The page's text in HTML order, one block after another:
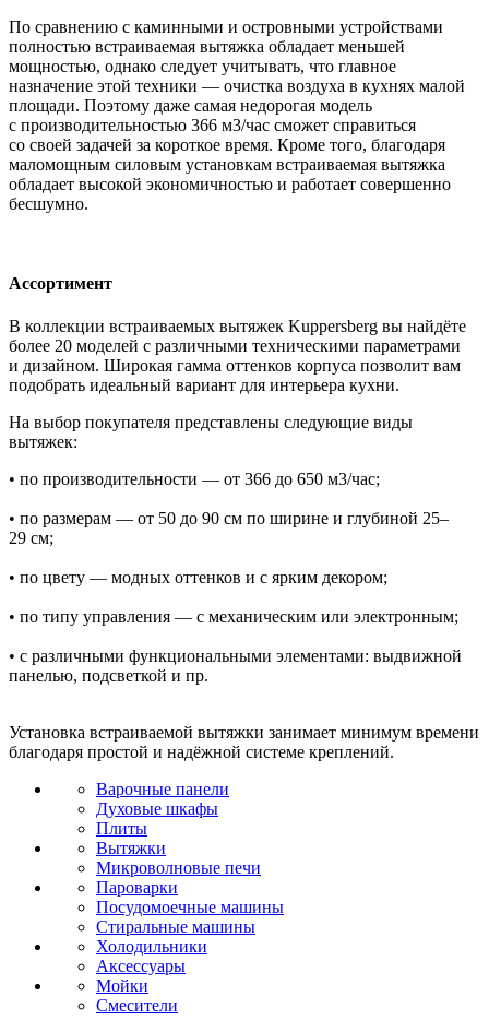
По сравнению с каминными и островными устройствами
полностью встраиваемая вытяжка обладает меньшей
мощностью, однако следует учитывать, что главное
назначение этой техники — очистка воздуха в кухнях малой
площади. Поэтому даже самая недорогая модель
с производительностью 366 м3/час сможет справиться
со своей задачей за короткое время. Кроме того, благодаря
маломощным силовым установкам встраиваемая вытяжка
обладает высокой экономичностью и работает совершенно
бесшумно.
Ассортимент
В коллекции встраиваемых вытяжек Kuppersberg вы найдёте
более 20 моделей с различными техническими параметрами
и дизайном. Широкая гамма оттенков корпуса позволит вам
подобрать идеальный вариант для интерьера кухни.
На выбор покупателя представлены следующие виды
вытяжек:
• по производительности — от 366 до 650 м3/час;
• по размерам — от 50 до 90 см по ширине и глубиной 25‒
29 см;
• по цвету — модных оттенков и с ярким декором;
• по типу управления — с механическим или электронным;
• с различными функциональными элементами: выдвижной
панелью, подсветкой и пр.
Установка встраиваемой вытяжки занимает минимум времени
благодаря простой и надёжной системе креплений.
Варочные панели
Духовые шкафы
Плиты
Вытяжки
Микроволновые печи
Пароварки
Посудомоечные машины
Стиральные машины
Холодильники
Аксессуары
Мойки
Cмесители